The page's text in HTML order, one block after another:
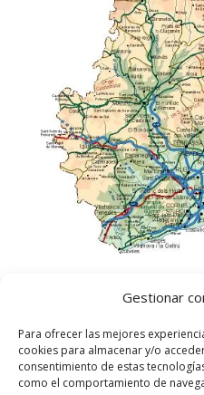
Gestionar
Para ofrecer las mejores
cookies para almacenar y/o
consentimiento de estas
como el comportamiento de